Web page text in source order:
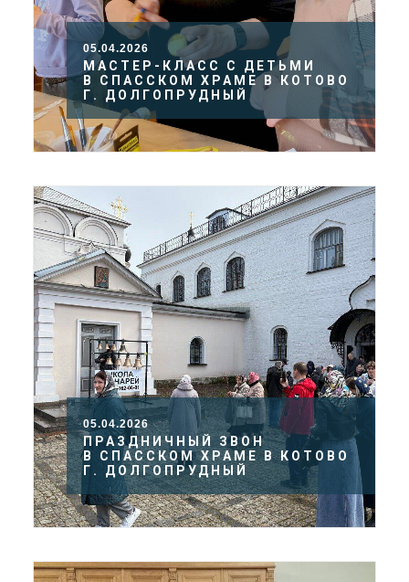
05.04.2026
МАСТЕР-КЛАСС С ДЕТЬМИ
В СПАССКОМ ХРАМЕ В КОТОВО
Г. ДОЛГОПРУДНЫЙ
05.04.2026
ПРАЗДНИЧНЫЙ ЗВОН
В СПАССКОМ ХРАМЕ В КОТОВО
Г. ДОЛГОПРУДНЫЙ